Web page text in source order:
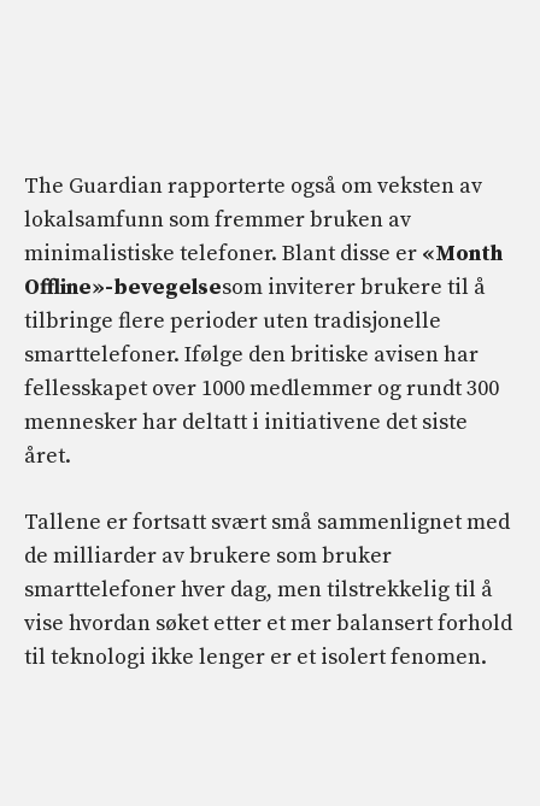
The Guardian rapporterte også om veksten av
lokalsamfunn som fremmer bruken av
minimalistiske telefoner. Blant disse er «Month
Offline»-bevegelsesom inviterer brukere til å
tilbringe flere perioder uten tradisjonelle
smarttelefoner. Ifølge den britiske avisen har
fellesskapet over 1000 medlemmer og rundt 300
mennesker har deltatt i initiativene det siste
året.
Tallene er fortsatt svært små sammenlignet med
de milliarder av brukere som bruker
smarttelefoner hver dag, men tilstrekkelig til å
vise hvordan søket etter et mer balansert forhold
til teknologi ikke lenger er et isolert fenomen.